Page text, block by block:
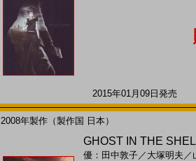
2015年01月09日発売
2008年製作（製作国 日本）
GHOST IN THE
優：田中敦子／ 大塚明夫 ／